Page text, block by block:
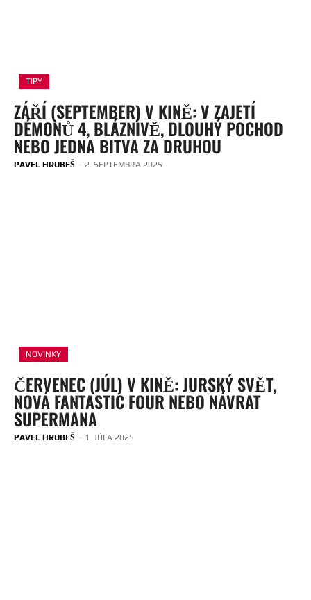
TIPY
ZÁŘÍ (SEPTEMBER) V KINĚ: V ZAJETÍ
DÉMONŮ 4, BLÁZNIVĚ, DLOUHÝ POCHOD
NEBO JEDNA BITVA ZA DRUHOU
PAVEL HRUBEŠ - 2. SEPTEMBRA 2025
NOVINKY
ČERVENEC (JÚL) V KINĚ: JURSKÝ SVĚT,
NOVÁ FANTASTIC FOUR NEBO NÁVRAT
SUPERMANA
PAVEL HRUBEŠ - 1. JÚLA 2025